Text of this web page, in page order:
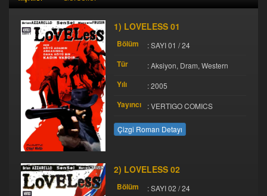
1) LOVELESS 01
Bölüm : SAYI 01 / 24
Tür : Aksiyon, Dram, Western
Yılı : 2005
Yayıncı : VERTIGO COMICS
Çizgi Roman Detayı
2) LOVELESS 02
Bölüm : SAYI 02 / 24